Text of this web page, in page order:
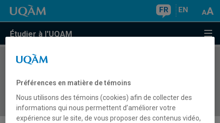
FR EN
Étudier à l'UQAM
COURS//
communication de la performance sociale des
organisations
Préférences en matière de témoins
Nous utilisons des témoins (cookies) afin de collecter des
informations qui nous permettent d’améliorer votre
expérience sur le site, de vous proposer des contenus vidéo,